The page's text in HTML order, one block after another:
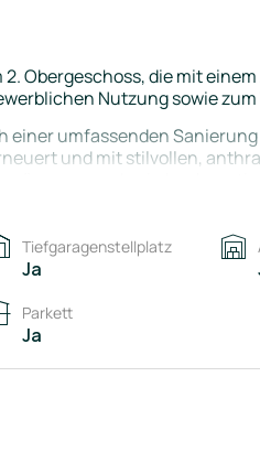
Obergeschoss, die mit
Nutzung sowie zum
einer umfassenden
und mit stilvollen,
das sofort bezugsfertig
Tiefgaragenstellplatz
Ja
Parkett
Ja